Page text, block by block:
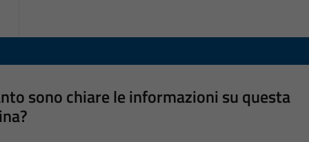
sono chiare le informazioni su questa